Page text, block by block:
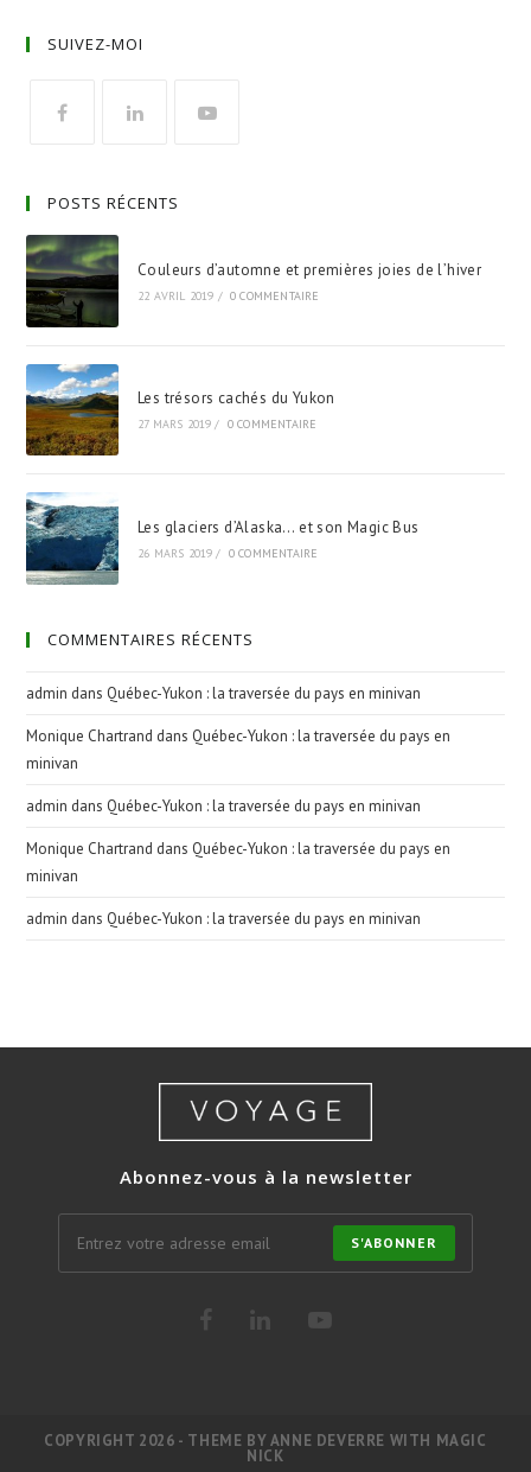
SUIVEZ-MOI
POSTS RÉCENTS
Couleurs d’automne et premières joies de l’hiver
22 AVRIL 2019 / 0 COMMENTAIRE
Les trésors cachés du Yukon
27 MARS 2019 / 0 COMMENTAIRE
Les glaciers d’Alaska… et son Magic Bus
26 MARS 2019 / 0 COMMENTAIRE
COMMENTAIRES RÉCENTS
admin dans Québec-Yukon : la traversée du pays en minivan
Monique Chartrand dans Québec-Yukon : la traversée du pays en
minivan
admin dans Québec-Yukon : la traversée du pays en minivan
Monique Chartrand dans Québec-Yukon : la traversée du pays en
minivan
admin dans Québec-Yukon : la traversée du pays en minivan
Abonnez-vous à la newsletter
S'ABONNER
COPYRIGHT 2026 - THEME BY ANNE DEVERRE WITH MAGIC
NICK